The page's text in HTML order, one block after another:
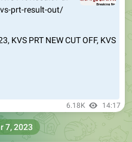
KVS PRT NEW CUT OFF, KVS
7, 2023